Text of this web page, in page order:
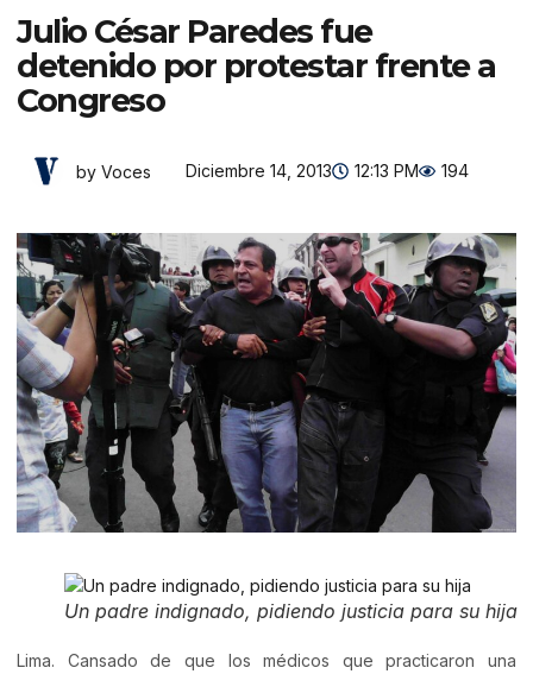
Julio César Paredes fue
detenido por protestar frente a
Congreso
by Voces Diciembre 14, 2013 12:13 PM 194
Un padre indignado, pidiendo justicia para su hija
Lima. Cansado de que los médicos que practicaron una